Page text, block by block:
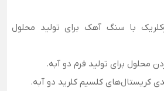
با سنگ آهک برای تولید محلول